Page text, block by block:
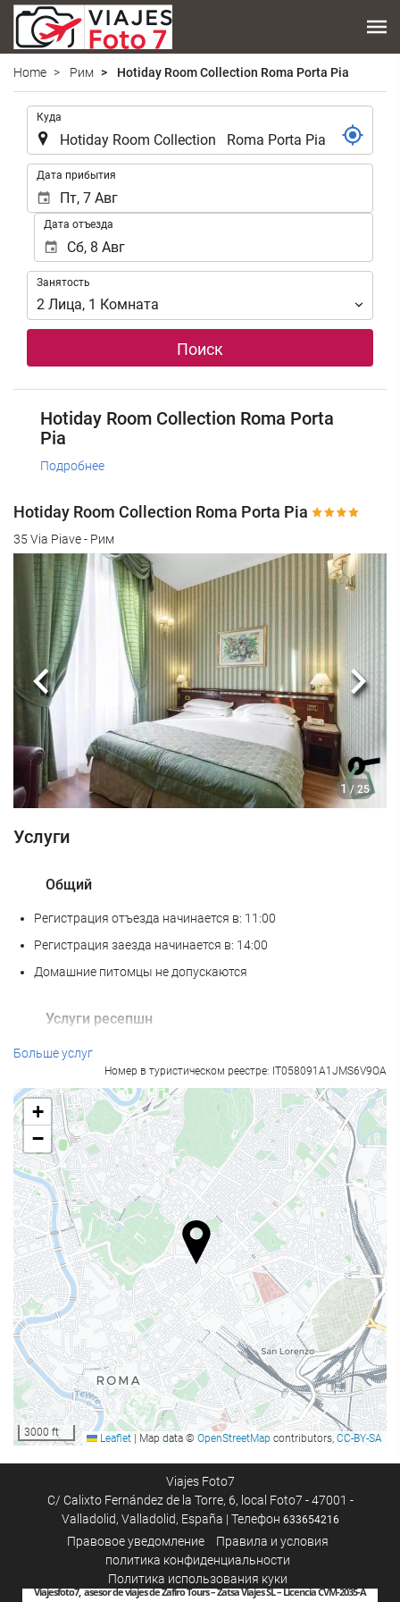
Home Рим Hotiday Room Collection Roma Porta Pia
Куда
Дата прибытия
Дата отъезда
Занятость
Занятость
2 Лица, 1 Комната
Поиск
Hotiday Room Collection Roma Porta
Pia
Подробнее
Hotiday Room Collection Roma Porta Pia
35 Via Piave - Рим
1 / 25
Предыдущий
Услуги
Общий
Регистрация отъезда начинается в: 11:00
Регистрация заезда начинается в: 14:00
Домашние питомцы не допускаются
Услуги ресепшн
Круглосуточная стойка регистрации
Камера хранения багажа
Интернет
Бесплатный Wi-Fi
Больше услуг
Номер в туристическом реестре: IT058091A1JMS6V9OA
+
−
3000 ft Leaflet Map data © OpenStreetMap contributors, CC-BY-SA
Viajes Foto7
C/ Calixto Fernández de la Torre, 6, local Foto7 - 47001 -
Valladolid, Valladolid, España | Телефон 633654216
Правовое уведомление
Правила и условия
политика конфиденциальности
Политика использования куки
Viajesfoto7, asesor de viajes de Zafiro Tours – Zatsa Viajes SL – Licencia CVM-2035-A